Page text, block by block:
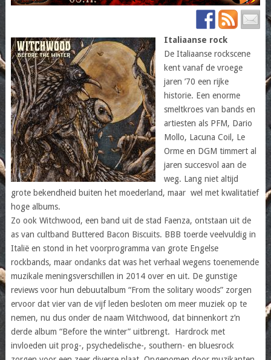
Italiaanse rock
De Italiaanse rockscene
kent vanaf de vroege
jaren ’70 een rijke
historie. Een enorme
smeltkroes van bands en
artiesten als PFM, Dario
Mollo, Lacuna Coil, Le
Orme en DGM timmert al
jaren succesvol aan de
weg. Lang niet altijd
grote bekendheid buiten het moederland, maar wel met kwalitatief
hoge albums.
Zo ook Witchwood, een band uit de stad Faenza, ontstaan uit de
as van cultband Buttered Bacon Biscuits. BBB toerde veelvuldig in
Italië en stond in het voorprogramma van grote Engelse
rockbands, maar ondanks dat was het verhaal wegens toenemende
muzikale meningsverschillen in 2014 over en uit. De gunstige
reviews voor hun debuutalbum “From the solitary woods” zorgen
ervoor dat vier van de vijf leden besloten om meer muziek op te
nemen, nu dus onder de naam Witchwood, dat binnenkort z’n
derde album “Before the winter” uitbrengt. Hardrock met
invloeden uit prog-, psychedelische-, southern- en bluesrock